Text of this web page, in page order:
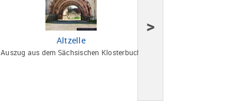
Altzelle
Auszug aus dem Sächsischen Klosterbuch
>